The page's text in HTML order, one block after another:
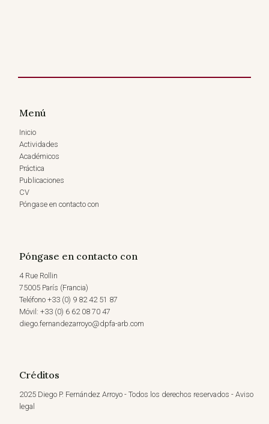
Menú
Inicio
Actividades
Académicos
Práctica
Publicaciones
CV
Póngase en contacto con
Póngase en contacto con
4 Rue Rollin
75005 París (Francia)
Teléfono +33 (0) 9 82 42 51 87
Móvil: +33 (0) 6 62 08 70 47
diego.fernandezarroyo@dpfa-arb.com
Créditos
2025 Diego P. Fernández Arroyo - Todos los derechos reservados - Aviso
legal